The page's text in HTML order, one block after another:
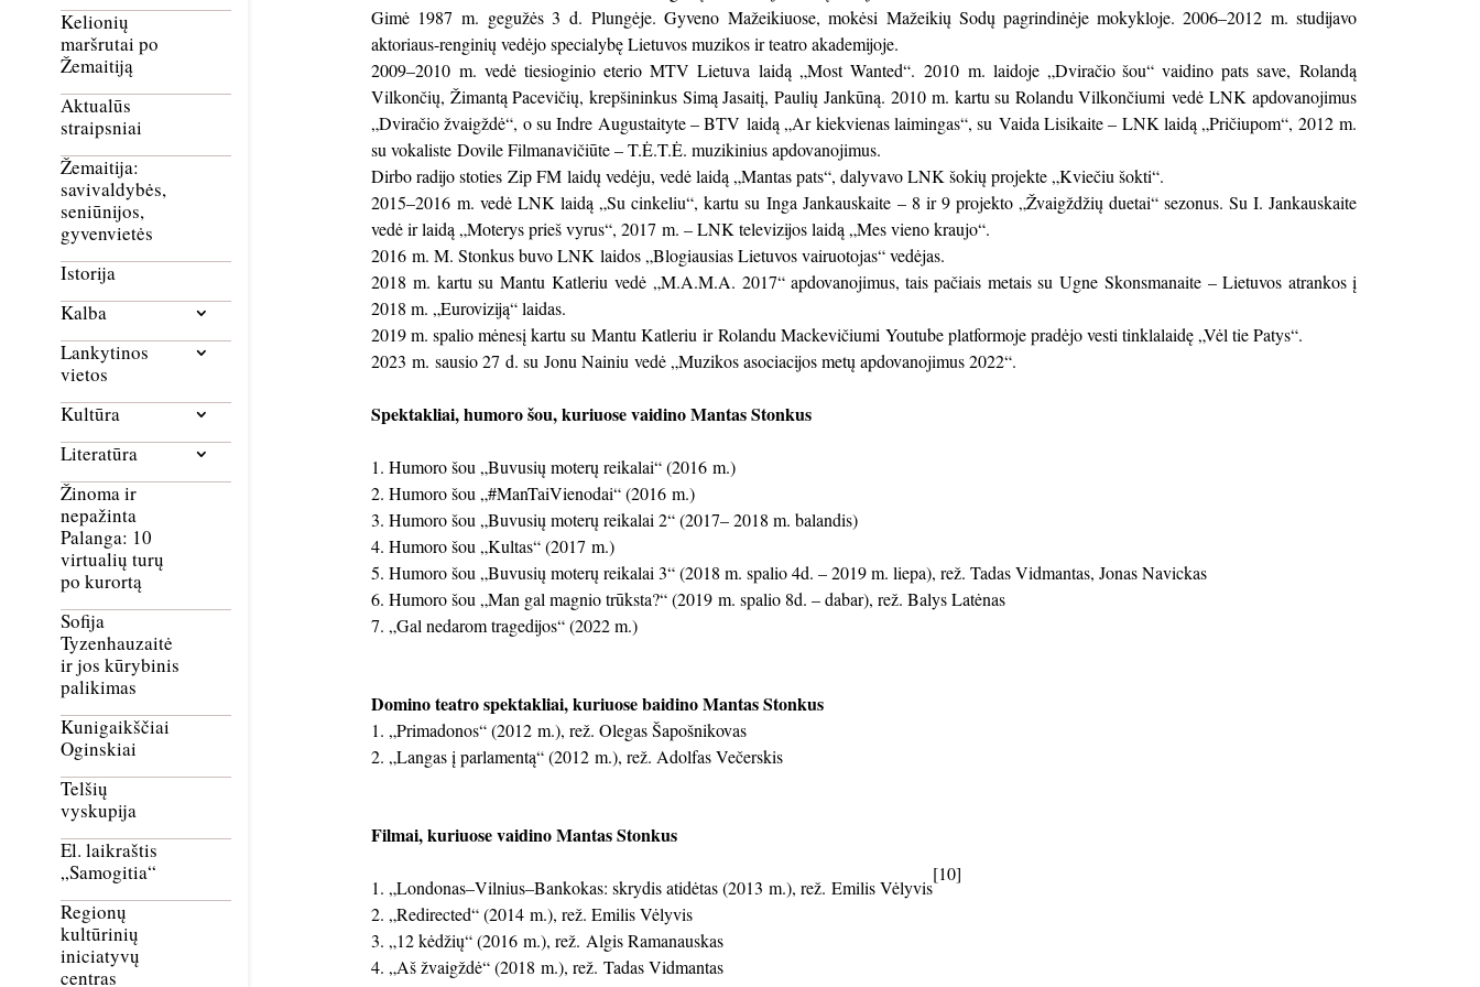
Kelionių
maršrutai po
Žemaitiją
Aktualūs
straipsniai
Žemaitija:
savivaldybės,
seniūnijos,
gyvenvietės
Istorija
Kalba
Lankytinos
vietos
Kultūra
Literatūra
Žinoma ir
nepažinta
Palanga: 10
virtualių turų
po kurortą
Sofija
Tyzenhauzaitė
ir jos kūrybinis
palikimas
Kunigaikščiai
Oginskiai
Telšių
vyskupija
El. laikraštis
„Samogitia“
Regionų
kultūrinių
iniciatyvų
centras
Gimė 1987 m. gegužės 3 d. Plungėje. Gyveno Mažeikiuose, mokėsi Mažeikių Sodų pagrindinėje mokykloje. 2006–2012 m. studijavo
aktoriaus-renginių vedėjo specialybę Lietuvos muzikos ir teatro akademijoje.
2009–2010 m. vedė tiesioginio eterio MTV Lietuva laidą „Most Wanted“. 2010 m. laidoje „Dviračio šou“ vaidino pats save, Rolandą
Vilkončių, Žimantą Pacevičių, krepšininkus Simą Jasaitį, Paulių Jankūną. 2010 m. kartu su Rolandu Vilkončiumi vedė LNK apdovanojimus
„Dviračio žvaigždė“, o su Indre Augustaityte – BTV laidą „Ar kiekvienas laimingas“, su Vaida Lisikaite – LNK laidą „Pričiupom“, 2012 m.
su vokaliste Dovile Filmanavičiūte – T.Ė.T.Ė. muzikinius apdovanojimus.
Dirbo radijo stoties Zip FM laidų vedėju, vedė laidą „Mantas pats“, dalyvavo LNK šokių projekte „Kviečiu šokti“.
2015–2016 m. vedė LNK laidą „Su cinkeliu“, kartu su Inga Jankauskaite – 8 ir 9 projekto „Žvaigždžių duetai“ sezonus. Su I. Jankauskaite
vedė ir laidą „Moterys prieš vyrus“, 2017 m. – LNK televizijos laidą „Mes vieno kraujo“.
2016 m. M. Stonkus buvo LNK laidos „Blogiausias Lietuvos vairuotojas“ vedėjas.
2018 m. kartu su Mantu Katleriu vedė „M.A.M.A. 2017“ apdovanojimus, tais pačiais metais su Ugne Skonsmanaite – Lietuvos atrankos į
2018 m. „Euroviziją“ laidas.
2019 m. spalio mėnesį kartu su Mantu Katleriu ir Rolandu Mackevičiumi Youtube platformoje pradėjo vesti tinklalaidę „Vėl tie Patys“.
2023 m. sausio 27 d. su Jonu Nainiu vedė „Muzikos asociacijos metų apdovanojimus 2022“.
Spektakliai, humoro šou, kuriuose vaidino Mantas Stonkus
Humoro šou „Buvusių moterų reikalai“ (2016 m.)
Humoro šou „#ManTaiVienodai“ (2016 m.)
Humoro šou „Buvusių moterų reikalai 2“ (2017– 2018 m. balandis)
Humoro šou „Kultas“ (2017 m.)
Humoro šou „Buvusių moterų reikalai 3“ (2018 m. spalio 4d. – 2019 m. liepa), rež. Tadas Vidmantas, Jonas Navickas
Humoro šou „Man gal magnio trūksta?“ (2019 m. spalio 8d. – dabar), rež. Balys Latėnas
„Gal nedarom tragedijos“ (2022 m.)
Domino teatro spektakliai, kuriuose baidino Mantas Stonkus
„Primadonos“ (2012 m.), rež. Olegas Šapošnikovas
„Langas į parlamentą“ (2012 m.), rež. Adolfas Večerskis
Filmai, kuriuose vaidino Mantas Stonkus
„Londonas–Vilnius–Bankokas: skrydis atidėtas (2013 m.), rež. Emilis Vėlyvis
[10]
„Redirected“ (2014 m.), rež. Emilis Vėlyvis
„12 kėdžių“ (2016 m.), rež. Algis Ramanauskas
„Aš žvaigždė“ (2018 m.), rež. Tadas Vidmantas